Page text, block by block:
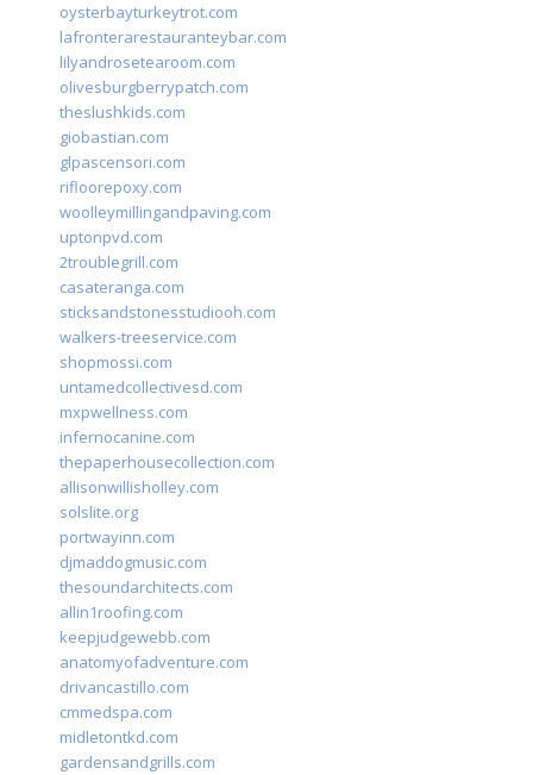
oysterbayturkeytrot.com
lafronterarestauranteybar.com
lilyandrosetearoom.com
olivesburgberrypatch.com
theslushkids.com
giobastian.com
glpascensori.com
rifloorepoxy.com
woolleymillingandpaving.com
uptonpvd.com
2troublegrill.com
casateranga.com
sticksandstonesstudiooh.com
walkers-treeservice.com
shopmossi.com
untamedcollectivesd.com
mxpwellness.com
infernocanine.com
thepaperhousecollection.com
allisonwillisholley.com
solslite.org
portwayinn.com
djmaddogmusic.com
thesoundarchitects.com
allin1roofing.com
keepjudgewebb.com
anatomyofadventure.com
drivancastillo.com
cmmedspa.com
midletontkd.com
gardensandgrills.com